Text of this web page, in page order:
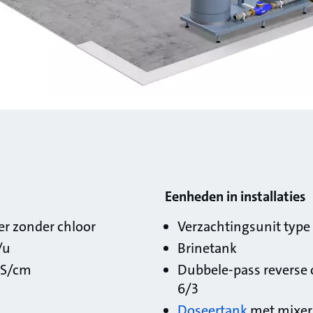
zonder chloor
cm
Eenheden in installaties
Verzachtingsunit type
Brinetank
Dubbele-pass reverse
6/3